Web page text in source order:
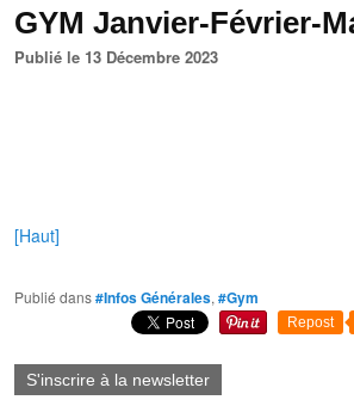
GYM Janvier-Février-
Publié le 13 Décembre 2023
[Haut]
Publié dans#Infos Générales, #Gym
Repost
S'inscrire à la newsletter